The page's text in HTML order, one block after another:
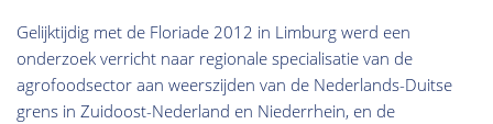
Gelijktijdig met de Floriade 2012 in Limburg werd een
onderzoek verricht naar regionale specialisatie van de
agrofoodsector aan weerszijden van de Nederlands-Duitse
grens in Zuidoost-Nederland en Niederrhein, en de